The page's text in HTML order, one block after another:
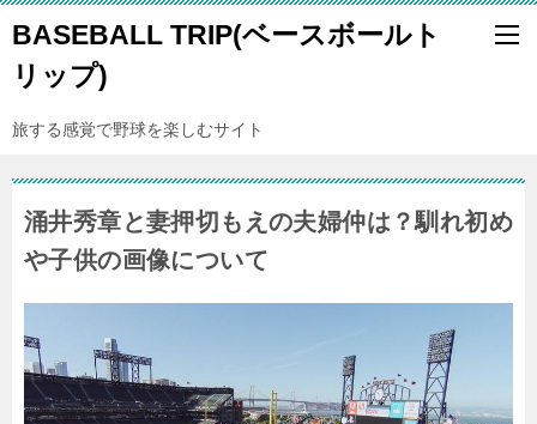
BASEBALL TRIP(ベースボールト
リップ)
旅する感覚で野球を楽しむサイト
涌井秀章と妻押切もえの夫婦仲は？馴れ初め
や子供の画像について